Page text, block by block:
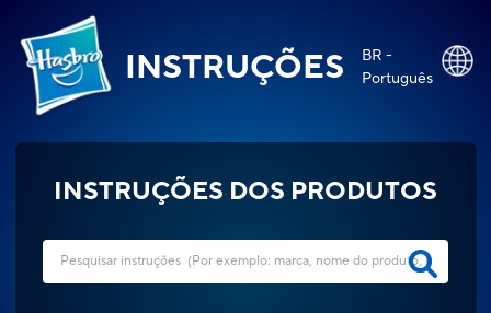
INSTRUÇÕES
BR -
Português
INSTRUÇÕES DOS PRODUTOS